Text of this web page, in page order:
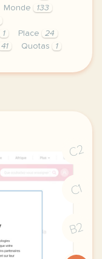
Monde
133
1 Place
24
41 Quotas 1
une priorite
C2
C1
B2